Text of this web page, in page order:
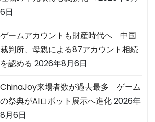
6日
ゲームアカウントも財産時代へ 中国
裁判所、母親による87アカウント相続
を認める 2026年8月6日
ChinaJoy来場者数が過去最多 ゲーム
の祭典がAIロボット展示へ進化2026年
8月6日